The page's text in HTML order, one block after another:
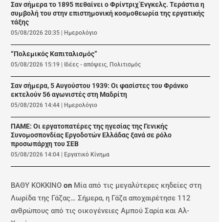
Σαν σήμερα το 1895 πεθαίνει ο Φρίντριχ Ένγκελς. Τεράστια η
συμβολή του στην επιστημονική κοσμοθεωρία της εργατικής
τάξης
05/08/2026 20:35 Ημερολόγιο
“Πολεμικός Καπιταλισμός”
05/08/2026 15:19 Ιδέες - απόψεις, Πολιτισμός
Σαν σήμερα, 5 Αυγούστου 1939: Οι φασίστες του Φράνκο
εκτελούν 56 αγωνιστές στη Μαδρίτη
05/08/2026 14:44 Ημερολόγιο
ΠΑΜΕ: Οι εργατοπατέρες της ηγεσίας της Γενικής
Συνομοσπονδίας Εργοδοτών Ελλάδας ξανά σε ρόλο
προσωπάρχη του ΣΕΒ
05/08/2026 14:04 Εργατικό Κίνημα
ΒΑΘΥ ΚΟΚΚΙΝΟ on Μία από τις μεγαλύτερες κηδείες στη
Λωρίδα της Γάζας… Σήμερα, η Γάζα αποχαιρέτησε 112
ανθρώπους από τις οικογένειες Αμπού Σαρία και Αλ-